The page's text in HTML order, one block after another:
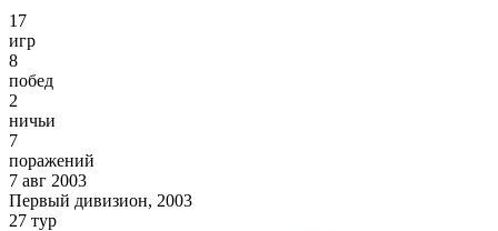
17
игр
8
побед
2
ничьи
7
поражений
7 авг 2003
Первый дивизион, 2003
27 тур